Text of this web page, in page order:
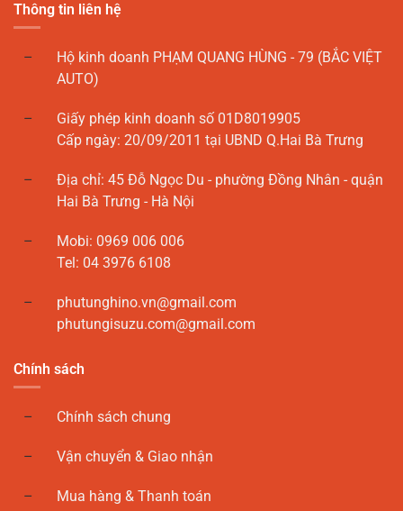
Thông tin liên hệ
Hộ kinh doanh PHẠM QUANG HÙNG - 79 (BẮC VIỆT
AUTO)
Giấy phép kinh doanh số 01D8019905
Cấp ngày: 20/09/2011 tại UBND Q.Hai Bà Trưng
Địa chỉ: 45 Đỗ Ngọc Du - phường Đồng Nhân - quận
Hai Bà Trưng - Hà Nội
Mobi: 0969 006 006
Tel: 04 3976 6108
phutunghino.vn@gmail.com
phutungisuzu.com@gmail.com
Chính sách
Chính sách chung
Vận chuyển & Giao nhận
Mua hàng & Thanh toán